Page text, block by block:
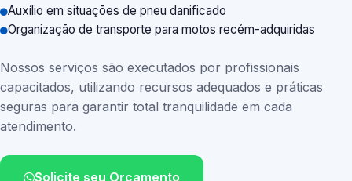
Auxílio em situações de pneu danificado
Organização de transporte para motos recém-adquiridas
Nossos serviços são executados por profissionais
capacitados, utilizando recursos adequados e práticas
seguras para garantir total tranquilidade em cada
atendimento.
Solicite seu Orçamento